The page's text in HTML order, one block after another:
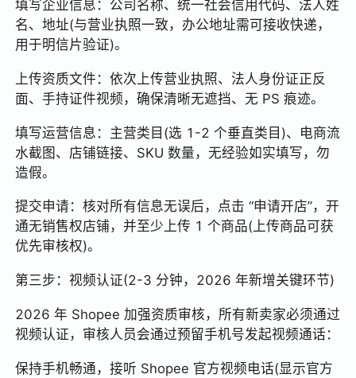
填写企业信息：公司名称、统一社会信用代码、法人姓
名、地址(与营业执照一致，办公地址需可接收快递，
用于明信片验证)。
上传资质文件：依次上传营业执照、法人身份证正反
面、手持证件视频，确保清晰无遮挡、无 PS 痕迹。
填写运营信息：主营类目(选 1-2 个垂直类目)、电商流
水截图、店铺链接、SKU 数量，无经验如实填写，勿
造假。
提交申请：核对所有信息无误后，点击 “申请开店”，开
通无销售权店铺，并至少上传 1 个商品(上传商品可获
优先审核权)。
第三步：视频认证(2-3 分钟，2026 年新增关键环节)
2026 年 Shopee 加强资质审核，所有新卖家必须通过
视频认证，审核人员会通过预留手机号发起视频通话：
保持手机畅通，接听 Shopee 官方视频电话(显示官方